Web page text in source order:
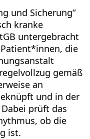
und Sicherung“
kranke
untergebracht
die
gemäß
an
und in der
prüft das
ob die
ist.